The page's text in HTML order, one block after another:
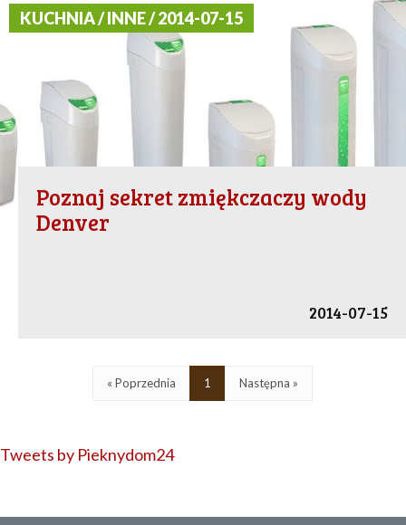
KUCHNIA / INNE / 2014-07-15
Poznaj sekret zmiękczaczy wody
Denver
2014-07-15
« Poprzednia 1 Następna »
Tweets by Pieknydom24